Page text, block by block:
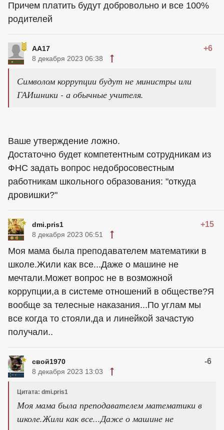
Причем платить будут добровольно и все 100%
родителей
АА17 +6
8 декабря 2023 06:38
Символом коррупции будут не министры или
ГАИшники - а обычные учителя.
Ваше утверждение ложно.
Достаточно будет компетентным сотрудникам из
ФНС задать вопрос недобросовестным
работникам школьного образования: "откуда
дровишки?"
dmi.pris1 +15
8 декабря 2023 06:51
Моя мама была преподавателем математики в
школе.Жили как все...Даже о машине не
мечтали.Может вопрос не в возможной
коррупции,а в системе отношений в обществе?Я
вообще за телесные наказания...По углам мы
все когда то стояли,да и линейкой зачастую
получали..
свой1970 -6
8 декабря 2023 13:03
Цитата: dmi.pris1
Моя мама была преподавателем математики в
школе.Жили как все...Даже о машине не